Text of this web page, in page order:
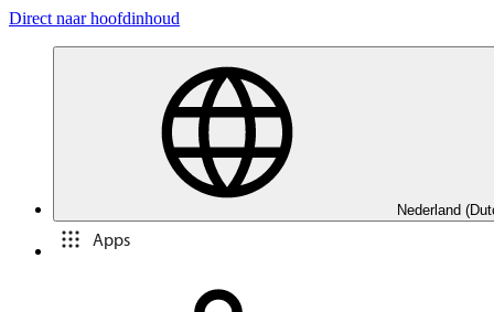
Direct naar hoofdinhoud
Nederland
Apps